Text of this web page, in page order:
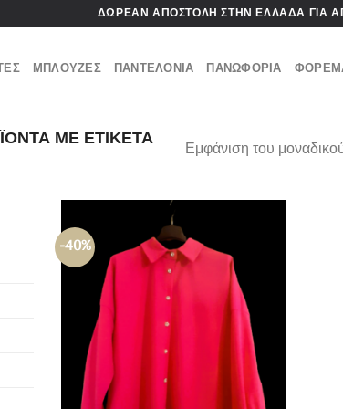
ΔΩΡΕΑΝ ΑΠΟΣΤΟΛΗ ΣΤΗΝ ΕΛΛΑΔΑ ΓΙΑ
ΜΠΛΟΥΖΕΣ ΠΑΝΤΕΛΟΝΙΑ ΠΑΝΩΦΟΡΙΑ
ΜΕ ΕΤΙΚΕΤΑ Εμφάνιση του
-40% Πρόσθήκη
στην λίστα
επιθυμιών